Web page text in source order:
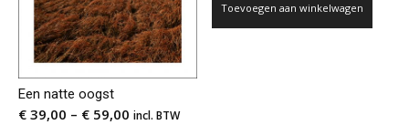
op
Een natte oogst
€ 39,00 – € 59,00 incl. BTW
Toevoegen aan winkelwagen